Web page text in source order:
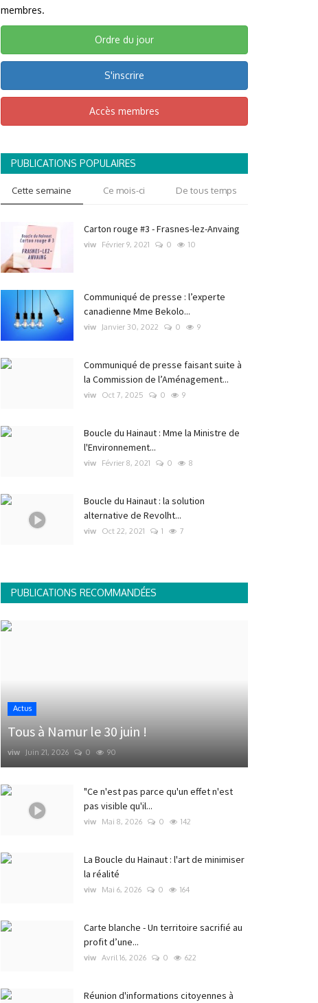
membres.
Ordre du jour
S'inscrire
Accès membres
PUBLICATIONS POPULAIRES
Cette semaine Ce mois-ci De tous temps
Carton rouge #3 - Frasnes-lez-Anvaing
viw Février 9, 2021 0 10
Communiqué de presse : l’experte
canadienne Mme Bekolo...
viw Janvier 30, 2022 0 9
Communiqué de presse faisant suite à
la Commission de l’Aménagement...
viw Oct 7, 2025 0 9
Boucle du Hainaut : Mme la Ministre de
l'Environnement...
viw Février 8, 2021 0 8
Boucle du Hainaut : la solution
alternative de Revolht...
viw Oct 22, 2021 1 7
PUBLICATIONS RECOMMANDÉES
Actus
Tous à Namur le 30 juin !
viw Juin 21, 2026 0 90
"Ce n'est pas parce qu'un effet n'est
pas visible qu'il...
viw Mai 8, 2026 0 142
La Boucle du Hainaut : l'art de minimiser
la réalité
viw Mai 6, 2026 0 164
Carte blanche - Un territoire sacrifié au
profit d’une...
viw Avril 16, 2026 0 622
Réunion d'informations citoyennes à